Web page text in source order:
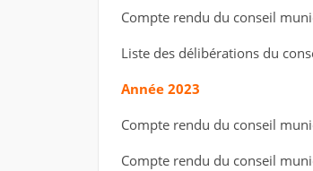
Compte rendu du conseil
Liste des délibérations du
Année 2023
Compte rendu du conseil
Compte rendu du conseil